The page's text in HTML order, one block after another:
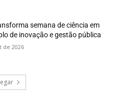
semana de ciência em
de inovação e gestão pública
de 2026